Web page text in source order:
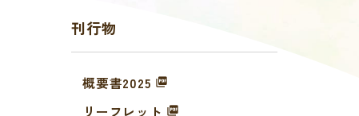
刊行物
概要書2025
リーフレット